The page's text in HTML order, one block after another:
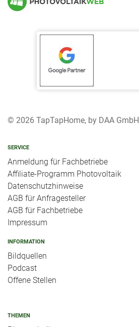
© 2026 TapTapHome, by DAA GmbH
SERVICE
Anmeldung für Fachbetriebe
Affiliate-Programm Photovoltaik
Datenschutzhinweise
AGB für Anfragesteller
AGB für Fachbetriebe
Impressum
INFORMATION
Bildquellen
Podcast
Offene Stellen
THEMEN